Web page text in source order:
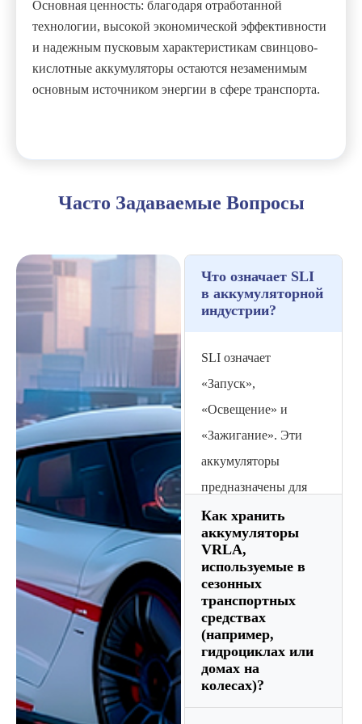
Основная ценность: благодаря отработанной
технологии, высокой экономической эффективности
и надежным пусковым характеристикам свинцово-
кислотные аккумуляторы остаются незаменимым
основным источником энергии в сфере транспорта.
Часто Задаваемые Вопросы
Что означает SLI
в аккумуляторной
индустрии?
SLI означает
«Запуск»,
«Освещение» и
«Зажигание». Эти
аккумуляторы
предназначены для
подачи высокого тока
в течение нескольких
секунд для запуска
двигателя
внутреннего
сгорания, а затем
быстрой подзарядки
от генератора
Как хранить
аккумуляторы
VRLA,
используемые в
сезонных
транспортных
средствах
(например,
гидроциклах или
домах на
колесах)?